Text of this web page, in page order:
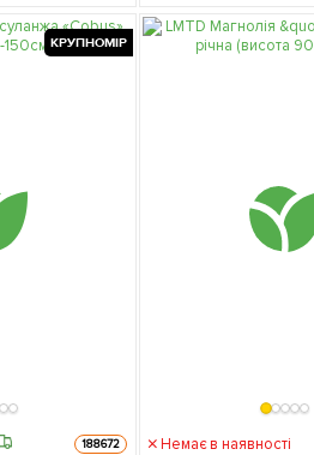
КРУПНОМІР
188672 Немає в наявності